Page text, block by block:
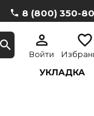
8 (800) 350-
Войти
УКЛАДКА